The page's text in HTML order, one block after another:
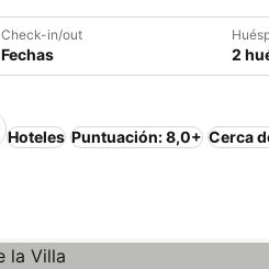
Check-in/out
Fechas 2
Hoteles Puntuación: 8,0+ Cerca